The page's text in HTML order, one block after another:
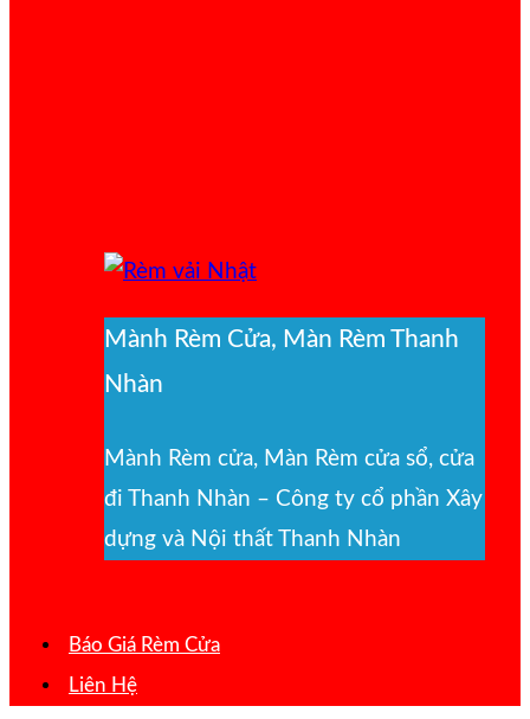
Mành Rèm Cửa, Màn Rèm Thanh
Nhàn
Mành Rèm cửa, Màn Rèm cửa sổ, cửa
đi Thanh Nhàn – Công ty cổ phần Xây
dựng và Nội thất Thanh Nhàn
Báo Giá Rèm Cửa
Liên Hệ